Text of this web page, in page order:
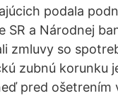
podala
SR a Národnej
zmluvy so
zubnú korunku
pred ošetrením